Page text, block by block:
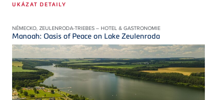
UKÁZAT DETAILY
NĚMECKO, ZEULENRODA-TRIEBES – HOTEL & GASTRONOMIE
Manoah: Oasis of Peace on Lake Zeulenroda